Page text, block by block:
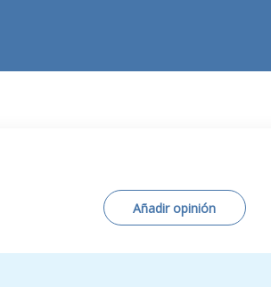
Añadir opinión